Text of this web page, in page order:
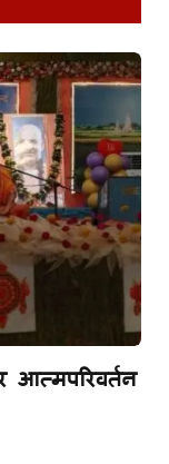
आत्मपरिवर्तन